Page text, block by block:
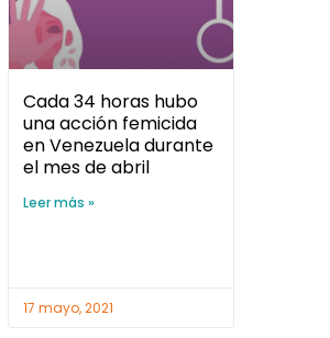
Cada 34 horas hubo
una acción femicida
en Venezuela durante
el mes de abril
Leer más »
17 mayo, 2021